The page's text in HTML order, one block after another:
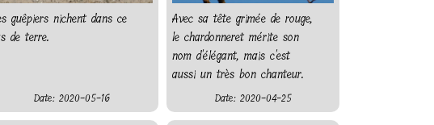
guêpiers nichent dans ce
de terre.
Date: 2020-05-16
Avec sa tête grimée de rouge,
le chardonneret mérite son
nom d'élégant, mais c'est
aussi un très bon chanteur.
Date: 2020-04-25